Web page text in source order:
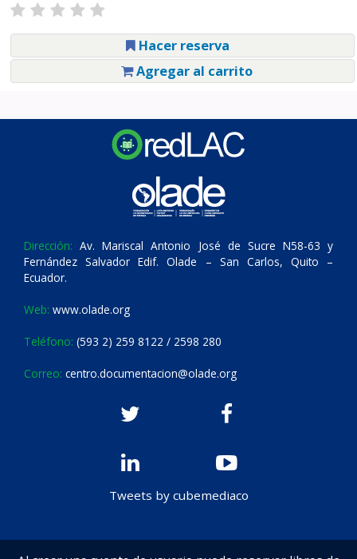
Hacer reserva
Agregar al carrito
Dirección: Av. Mariscal Antonio José de Sucre N58-63 y
Fernández Salvador Edif. Olade – San Carlos, Quito –
Ecuador.
Web: www.olade.org
Teléfono: (593 2) 259 8122 / 2598 280
Correo: centro.documentacion@olade.org
Tweets by cubemediaco